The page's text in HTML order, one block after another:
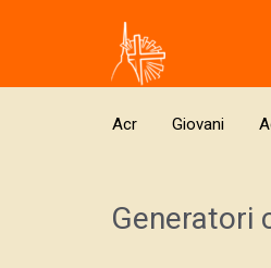
Skip to main content
Acr Giovani
Generatori